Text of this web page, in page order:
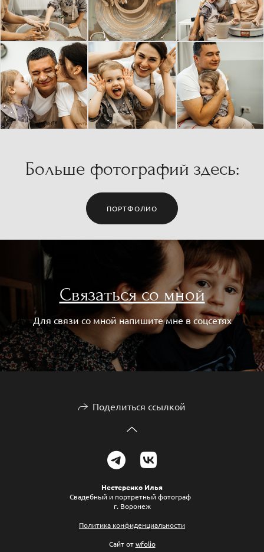
Больше фотографий здесь:
ПОРТФОЛИО
Связаться со мной
Для связи со мной напишите мне в соцсетях
Поделиться ссылкой
Нестеренко Илья
Свадебный и портретный фотограф
г. Воронеж
Политика конфиденциальности
Сайт отwfolio